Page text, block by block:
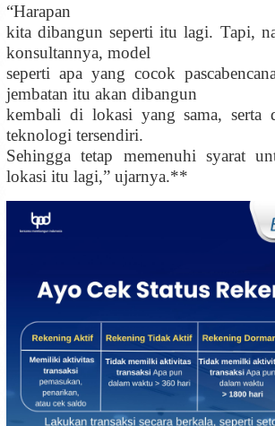
“Harapan
kita dibangun seperti itu lagi. Tapi,
konsultannya, model
seperti apa yang cocok
jembatan itu akan dibangun
kembali di lokasi yang sama, serta
teknologi tersendiri.
Sehingga tetap memenuhi syarat
lokasi itu lagi,” ujarnya.**